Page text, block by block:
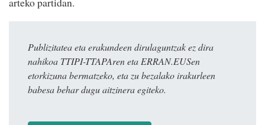
Publizitatea eta erakundeen dirulaguntzak ez dira
nahikoa TTIPI-TTAPAren eta ERRAN.EUSen
etorkizuna bermatzeko, eta zu bezalako irakurleen
babesa behar dugu aitzinera egiteko.